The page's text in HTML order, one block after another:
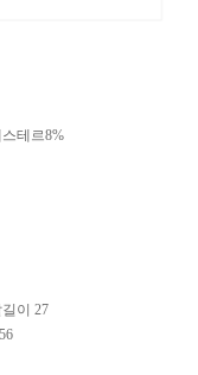
테르8%
이 27